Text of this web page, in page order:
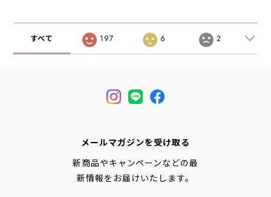
すべて 197 6 2
メールマガジンを受け取る
新商品やキャンペーンなどの最
新情報をお届けいたします。